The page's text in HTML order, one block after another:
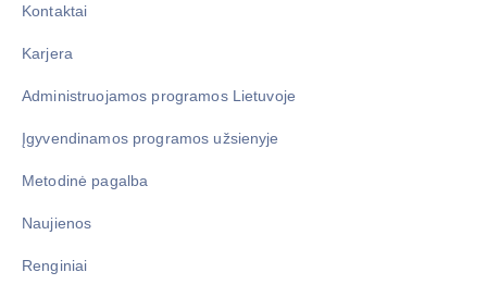
Kontaktai
Karjera
Administruojamos programos Lietuvoje
Įgyvendinamos programos užsienyje
Metodinė pagalba
Naujienos
Renginiai